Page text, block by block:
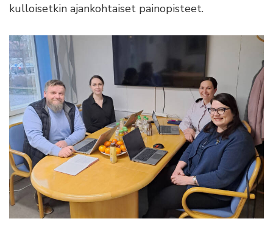
kulloisetkin ajankohtaiset painopisteet.